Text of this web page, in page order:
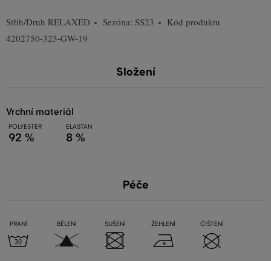
Střih/Druh RELAXED Sezóna: SS23
Kód produktu
4202750-323-GW-19
Složení
vrchní materiál
POLYESTER
92 %
ELASTAN
8 %
Péče
PRANÍ BĚLENÍ SUŠENÍ ŽEHLENÍ ČIŠTENÍ